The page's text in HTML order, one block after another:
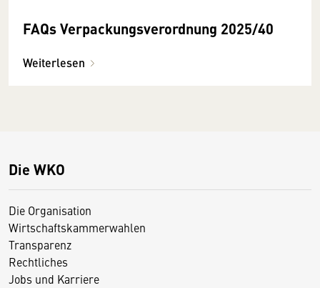
FAQs Verpackungsverordnung 2025/40
Weiterlesen
Die WKO
Die Organisation
Wirtschaftskammerwahlen
Transparenz
Rechtliches
Jobs und Karriere